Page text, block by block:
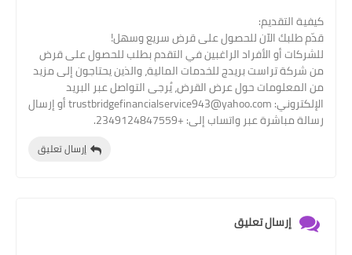
كيفية التقديم:
قدّم طلبك الآن للحصول على قرض سريع وسهل!
للشركات أو الأفراد الراغبين في التقدم بطلب للحصول على قرض
من شركة تراست بريدج للخدمات المالية، والذين يحتاجون إلى مزيد
من المعلومات حول عرض القرض، يُرجى التواصل عبر البريد
الإلكتروني: trustbridgefinancialservice943@yahoo.com أو إرسال
رسالة مباشرة عبر واتساب إلى: +2349124847559.
إرسال تعليق
إرسال تعليق